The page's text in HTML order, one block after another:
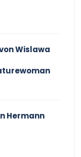
Wislawa
Hermann